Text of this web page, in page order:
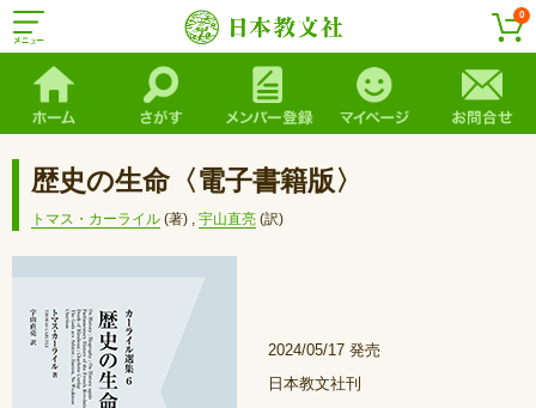
0
歴史の生命〈電子書籍版〉
トマス・カーライル (著) , 宇山直亮 (訳)
2024/05/17 発売
日本教文社刊